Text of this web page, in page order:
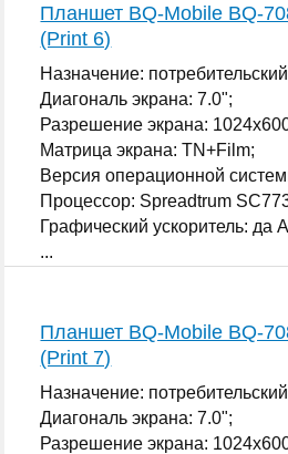
Планшет BQ-Mobile BQ-
(Print 6)
Назначение:
Диагональ экрана: 7.0";
Разрешение экрана:
Матрица экрана: TN+Film;
Версия операционной
Процессор: Spreadtrum
Графический ускоритель: да
...
Планшет BQ-Mobile BQ-
(Print 7)
Назначение:
Диагональ экрана: 7.0";
Разрешение экрана: